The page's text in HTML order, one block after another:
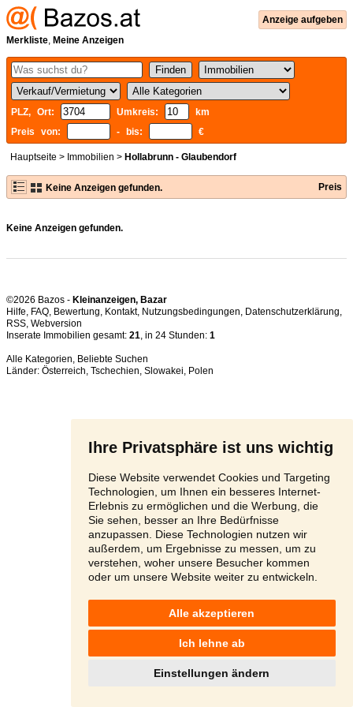
Ihre Privatsphäre ist uns wichtig
Diese Website verwendet Cookies und Targeting
Technologien, um Ihnen ein besseres Internet-
Erlebnis zu ermöglichen und die Werbung, die
Sie sehen, besser an Ihre Bedürfnisse
anzupassen. Diese Technologien nutzen wir
außerdem, um Ergebnisse zu messen, um zu
verstehen, woher unsere Besucher kommen
oder um unsere Website weiter zu entwickeln.
Alle akzeptieren
Ich lehne ab
Einstellungen ändern
Anzeige aufgeben
Merkliste, Meine Anzeigen
PLZ, Ort: Umkreis:
km
Preis von:
- bis: €
Hauptseite > Immobilien > Hollabrunn - Glaubendorf
Keine Anzeigen gefunden. Preis
Keine Anzeigen gefunden.
©2026 Bazos - Kleinanzeigen, Bazar
Hilfe, FAQ, Bewertung, Kontakt, Nutzungsbedingungen, Datenschutzerklärung,
RSS,
Inserate Immobilien gesamt: 21, in 24 Stunden: 1
Alle Kategorien, Beliebte Suchen
Länder: Österreich, Tschechien, Slowakei, Polen